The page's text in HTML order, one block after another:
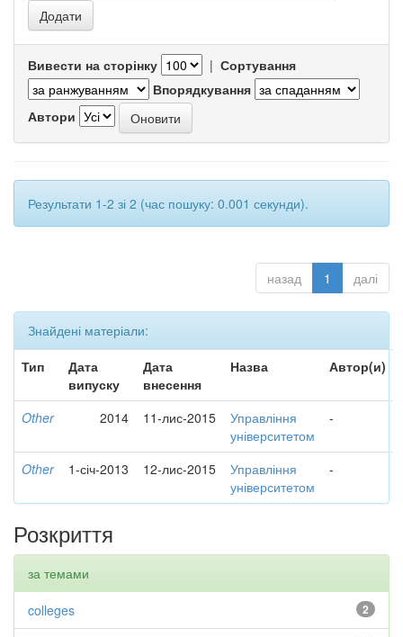
Вивести на сторінку | Сортування
Впорядкування
Автори
Результати 1-2 зі 2 (час пошуку: 0.001 секунди).
назад 1 далі
Знайдені матеріали:
Тип
Дата
випуску
Дата
внесення
Назва Автор(и)
Other 2014 11-лис-2015
Управління
університетом
-
Other 1-січ-2013 12-лис-2015
Управління
університетом
-
Розкриття
за темами
2
colleges